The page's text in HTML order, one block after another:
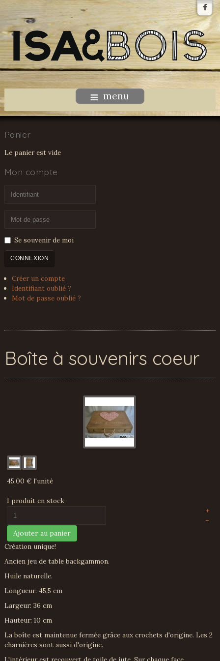
menu
Panier
Le panier est vide
Mon compte
Se souvenir de moi
CONNEXION
Créer un compte
Identifiant oublié ?
Mot de passe oublié ?
Boîte à souvenirs coeur
45,00 € l'unité
1 produit en stock
+
–
Ajouter au panier
Création unique!
Ancien jeu de table backgammon.
Huile naturelle.
Longueur: 45,5 cm
Largeur: 36 cm
Hauteur: 10 cm
La boîte est maintenue fermée grâce aux crochets d'origine. Les 2
charnières sont aussi d'origine.